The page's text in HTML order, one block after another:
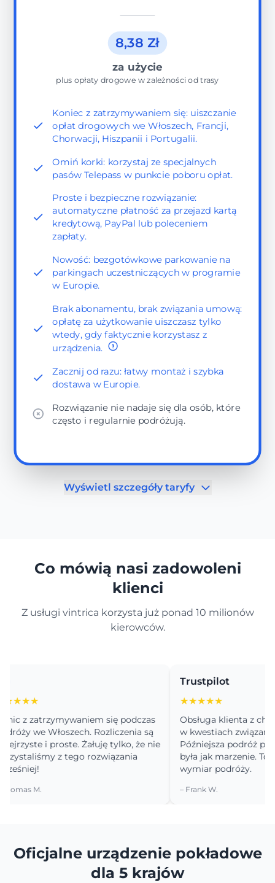
8,38 Zł
za użycie
plus opłaty drogowe w zależności od trasy
Koniec z zatrzymywaniem się: uiszczanie
opłat drogowych we Włoszech, Francji,
Chorwacji, Hiszpanii i Portugalii.
Omiń korki: korzystaj ze specjalnych
pasów Telepass w punkcie poboru opłat.
Proste i bezpieczne rozwiązanie:
automatyczne płatność za przejazd kartą
kredytową, PayPal lub poleceniem
zapłaty.
Nowość: bezgotówkowe parkowanie na
parkingach uczestniczących w programie
w Europie.
Brak abonamentu, brak związania umową:
opłatę za użytkowanie uiszczasz tylko
wtedy, gdy faktycznie korzystasz z
urządzenia.
Zacznij od razu: łatwy montaż i szybka
dostawa w Europie.
Rozwiązanie nie nadaje się dla osób, które
często i regularnie podróżują.
Wyświetl szczegóły taryfy
Co mówią nasi zadowoleni
klienci
Z usługi vintrica korzysta już ponad 10 milionów
kierowców.
zatrzymywaniem się podczas
we Włoszech. Rozliczenia są
i proste. Żałuję tylko, że nie
z tego rozwiązania
M.
Trustpilot
★★★★★
Obsługa klienta z chęcią
w kwestiach związanych z
Późniejsza podróż przez
była jak marzenie. To
wymiar podróży.
– Frank W.
Oficjalne urządzenie pokładowe
dla 5 krajów